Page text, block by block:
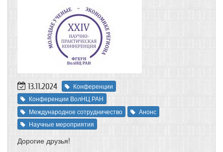
13.11.2024
Конференции
Конференции ВолНЦ РАН
Международное сотрудничество
Анонс
Научные мероприятия
Дорогие друзья!